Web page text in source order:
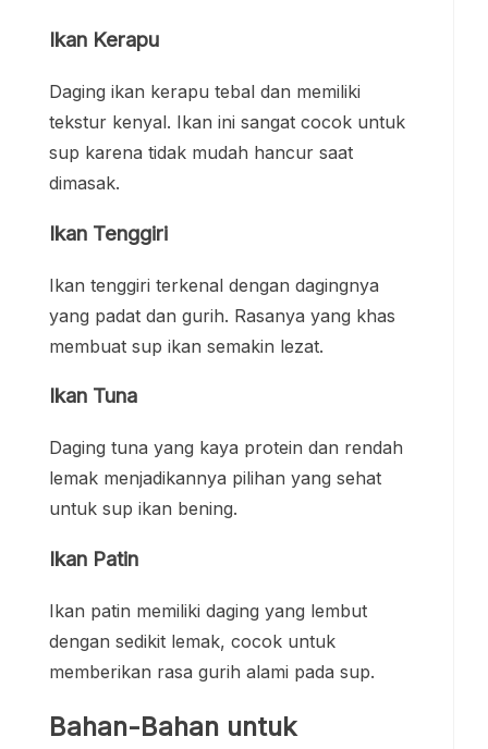
Ikan Kerapu
Daging ikan kerapu tebal dan memiliki
tekstur kenyal. Ikan ini sangat cocok untuk
sup karena tidak mudah hancur saat
dimasak.
Ikan Tenggiri
Ikan tenggiri terkenal dengan dagingnya
yang padat dan gurih. Rasanya yang khas
membuat sup ikan semakin lezat.
Ikan Tuna
Daging tuna yang kaya protein dan rendah
lemak menjadikannya pilihan yang sehat
untuk sup ikan bening.
Ikan Patin
Ikan patin memiliki daging yang lembut
dengan sedikit lemak, cocok untuk
memberikan rasa gurih alami pada sup.
Bahan-Bahan untuk